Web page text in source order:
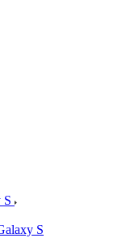
S
S